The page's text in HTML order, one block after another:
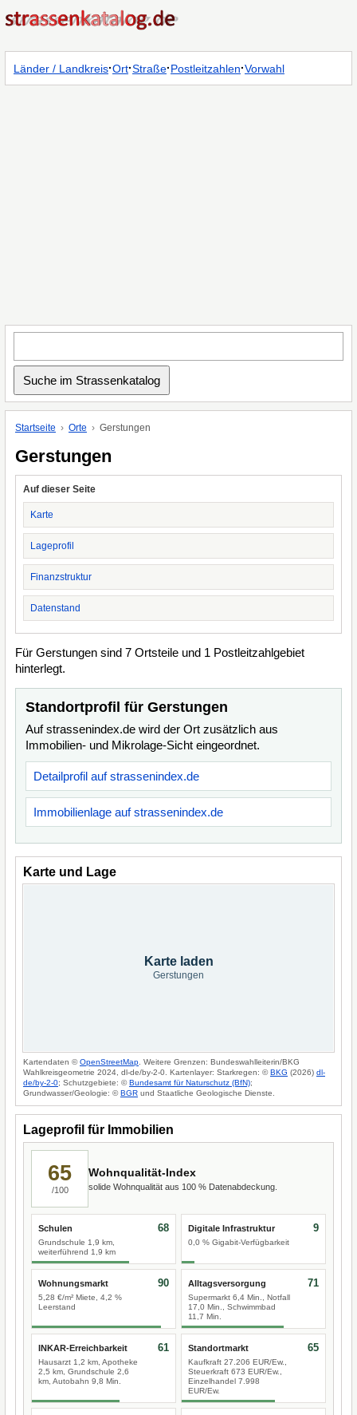
Länder / Landkreis·Ort·Straße·Postleitzahlen·Vorwahl
Startseite Orte Gerstungen
Gerstungen
Auf dieser Seite
Karte
Lageprofil
Finanzstruktur
Datenstand
Für Gerstungen sind 7 Ortsteile und 1 Postleitzahlgebiet
hinterlegt.
Standortprofil für Gerstungen
Auf strassenindex.de wird der Ort zusätzlich aus
Immobilien- und Mikrolage-Sicht eingeordnet.
Detailprofil auf strassenindex.de
Immobilienlage auf strassenindex.de
Karte und Lage
Karte laden
Gerstungen
Kartendaten ©OpenStreetMap . Weitere Grenzen: Bundeswahlleiterin/BKG
Wahlkreisgeometrie 2024, dl-de/by-2-0. Kartenlayer: Starkregen: ©BKG (2026) dl-
de/by-2-0; Schutzgebiete: ©Bundesamt für Naturschutz (BfN);
Grundwasser/Geologie: ©BGR und Staatliche Geologische Dienste.
Lageprofil für Immobilien
65
/100
Wohnqualität-Index
solide Wohnqualität aus 100 % Datenabdeckung.
Schulen
Grundschule 1,9 km,
weiterführend 1,9 km
68 Digitale Infrastruktur
0,0 % Gigabit-Verfügbarkeit
9
Wohnungsmarkt
5,28 €/m² Miete, 4,2 %
Leerstand
90 Alltagsversorgung
Supermarkt 6,4 Min., Notfall
17,0 Min., Schwimmbad
11,7 Min.
71
INKAR-Erreichbarkeit
Hausarzt 1,2 km, Apotheke
2,5 km, Grundschule 2,6
km, Autobahn 9,8 Min.
61 Standortmarkt
Kaufkraft 27.206 EUR/Ew.,
Steuerkraft 673 EUR/Ew.,
Einzelhandel 7.998
EUR/Ew.
65